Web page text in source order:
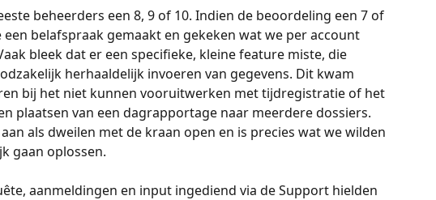
beheerders een 8, 9 of 10. Indien de beoordeling een 7 of
een belafspraak gemaakt en gekeken wat we per account
bleek dat er een specifieke, kleine feature miste, die
herhaaldelijk invoeren van gegevens. Dit kwam
bij het niet kunnen vooruitwerken met tijdregistratie of het
plaatsen van een dagrapportage naar meerdere dossiers.
als dweilen met de kraan open en is precies wat we wilden
gaan oplossen.
aanmeldingen en input ingediend via de Support hielden